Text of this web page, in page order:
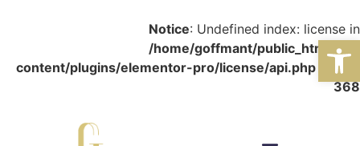
פתח סרגל נגישות
Notice: Undefined index: license in
/home/goffmant/public_html/wp-
content/plugins/elementor-pro/license/api.php on line
368